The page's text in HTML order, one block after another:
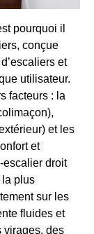
pourquoi il
conçue
et
utilisateur.
facteurs : la
et les
et
escalier droit
la plus
sur les
fluides et
virages, des